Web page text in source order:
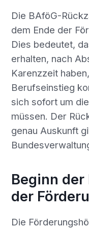
Die BAföG-
dem Ende der
Dies bedeutet,
erhalten, nach
Karenzzeit
Berufseinstieg
sich sofort um
müssen. Der
genau Auskunft
Beginn
der
Die